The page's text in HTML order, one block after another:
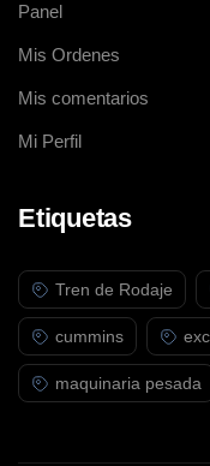
Panel
Mis Ordenes
Mis comentarios
Mi Perfil
Etiquetas
Tren de Rodaje
cummins
maquinaria pesada